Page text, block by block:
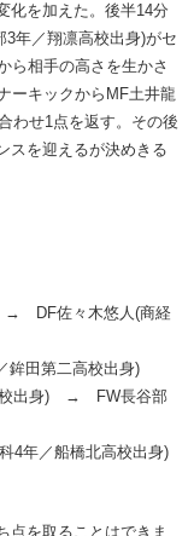
化を加えた。後半14分
年／翔凛高校出身)がセ
ら相手の高さを生かさ
ーキックからMF土井龍
わせ1点を返す。その後
スを迎えるが決めきる
→ DF佐々木悠人(商経
田第二高校出身)
校出身) → FW長谷部
年／船橋北高校出身)
点を取ることはできま